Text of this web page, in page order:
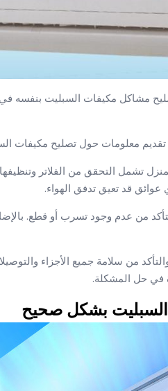
مشاكل مكيفات السبليت بنفسه في
معلومات حول تصليح مكيفات
تشمل التحقق من الفلاتر
عوائق قد تعيق تدفق الهواء.
من عدم وجود تسرب أو قطع.
من سلامة جميع الأجزاء
في حل المشكلة.
السبليت بشكل صحيح